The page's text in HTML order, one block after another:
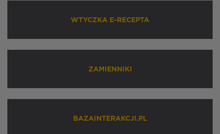
WTYCZKA E-RECEPTA
ZAMIENNIKI
BAZAINTERAKCJI.PL